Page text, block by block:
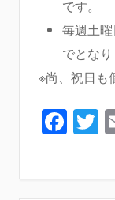
です。
毎週土
でとなり
※尚、祝日も